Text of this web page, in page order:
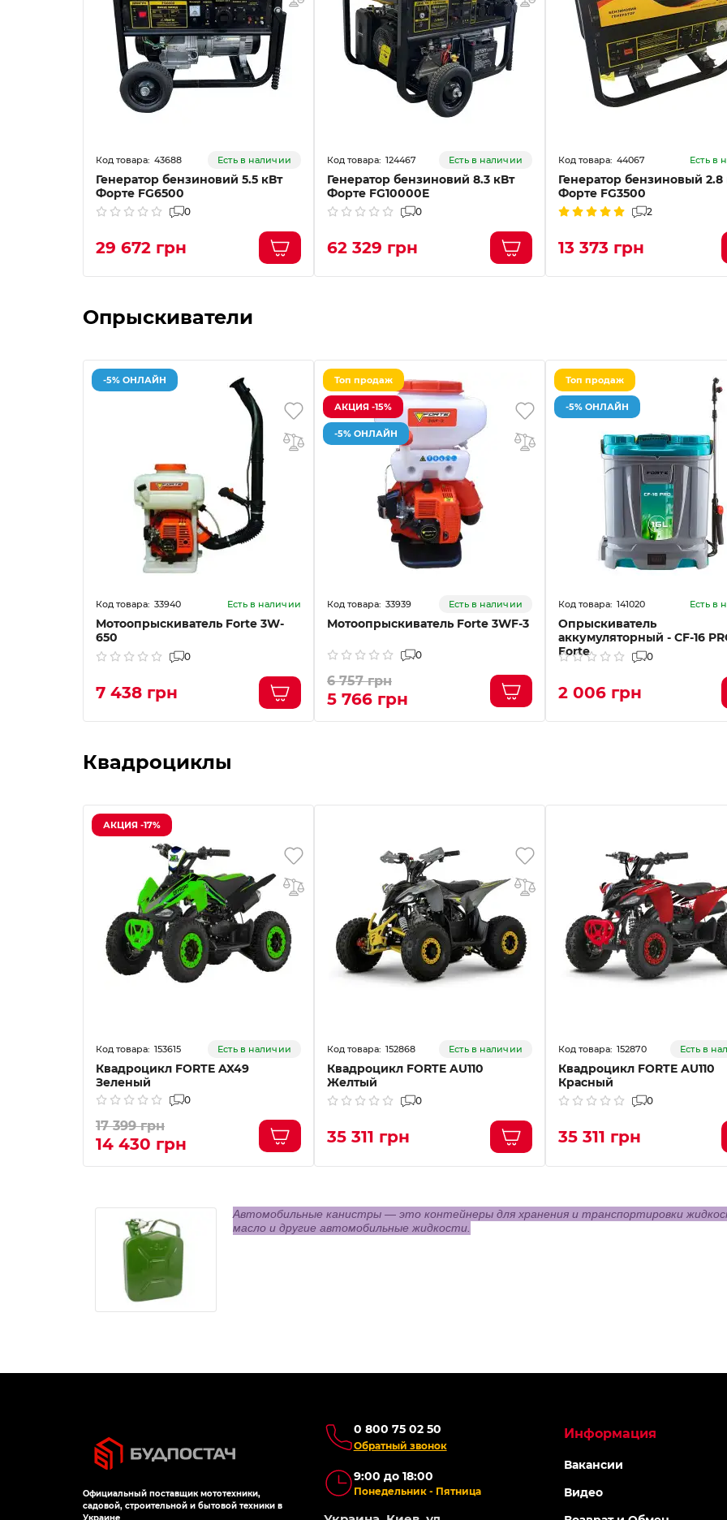
43688 Есть в наличии
Генератор бензиновий 5.5 кВт
Форте FG6500
0
29 672 грн
124467 Есть в наличии
Генератор бензиновий 8.3 кВт
Форте FG10000E
0
62 329 грн
44067 Есть в
Генератор бензиновый 2.8
Форте FG3500
2
13 373 грн
Опрыскиватели
-5% ОНЛАЙН
33940 Есть в наличии
Мотоопрыскиватель Forte 3W-
650
0
7 438 грн
Топ продаж
АКЦИЯ -15%
-5% ОНЛАЙН
33939 Есть в наличии
Мотоопрыскиватель Forte 3WF-3
0
6 757 грн
5 766 грн
Топ продаж
-5% ОНЛАЙН
141020 Есть в
Опрыскиватель
аккумуляторный - CF-16
Forte
0
2 006 грн
Квадроциклы
АКЦИЯ -17%
153615 Есть в наличии
Квадроцикл FORTE AX49
Зеленый
0
17 399 грн
14 430 грн
152868 Есть в наличии
Квадроцикл FORTE AU110
Желтый
0
35 311 грн
152870 Есть в
Квадроцикл FORTE AU110
Красный
0
35 311 грн
Автомобильные канистры — это контейнеры для хранения и транспортировки
масло и другие автомобильные жидкости.
Официальный поставщик мототехники,
садовой, строительной и бытовой техники в
0 800 75 02 50
Обратный звонок
9:00 до 18:00
Понедельник - Пятница
Информация
Вакансии
Видео